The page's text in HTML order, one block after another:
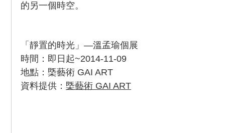
的另一個時空。
「靜置的時光」—溫孟瑜個展
時間：即日起~2014-11-09
地點：㮣藝術 GAI ART
資料提供： 㮣藝術 GAI ART